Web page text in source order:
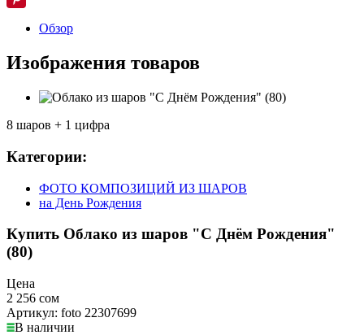
Обзор
Изображения товаров
8 шаров + 1 цифра
Категории:
ФОТО КОМПОЗИЦИЙ ИЗ ШАРОВ
на День Рождения
Купить Облако из шаров "С Днём Рождения"
(80)
Цена
2 256 сом
Артикул: foto 22307699
В наличии